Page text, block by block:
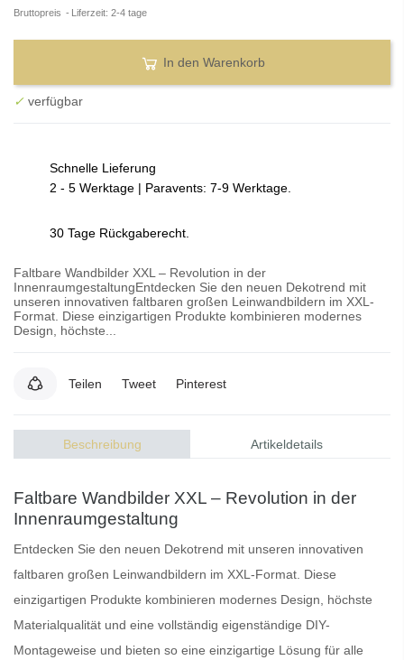
Bruttopreis Liferzeit: 2-4 tage
In den Warenkorb
✓ verfügbar
Schnelle Lieferung
2 - 5 Werktage | Paravents: 7-9 Werktage.
30 Tage Rückgaberecht.
Faltbare Wandbilder XXL – Revolution in der
InnenraumgestaltungEntdecken Sie den neuen Dekotrend mit
unseren innovativen faltbaren großen Leinwandbildern im XXL-
Format. Diese einzigartigen Produkte kombinieren modernes
Design, höchste...
Teilen Tweet Pinterest
Beschreibung Artikeldetails
Faltbare Wandbilder XXL – Revolution in der
Innenraumgestaltung
Entdecken Sie den neuen Dekotrend mit unseren innovativen
faltbaren großen Leinwandbildern im XXL-Format. Diese
einzigartigen Produkte kombinieren modernes Design, höchste
Materialqualität und eine vollständig eigenständige DIY-
Montageweise und bieten so eine einzigartige Lösung für alle